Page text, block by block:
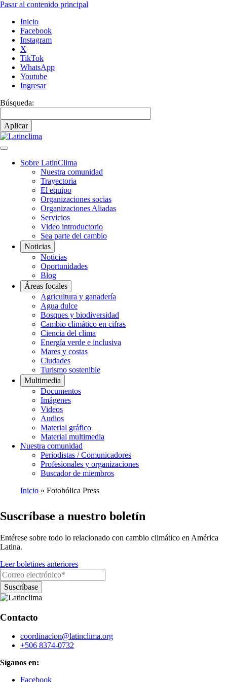
Pasar al contenido principal
Inicio
Facebook
Instagram
X
TikTok
WhatsApp
Youtube
Ingresar
Búsqueda:
Navegación
Sobre LatinClima
Nuestra comunidad
Trayectoria
El equipo
Organizaciones socias
Organizaciones Aliadas
Servicios
Video introductorio
Sea parte del cambio
Noticias
Noticias
Oportunidades
Blog
Áreas focales
Agricultura y ganadería
Agua dulce
Bosques y biodiversidad
Cambio climático en cifras
Ciencia del clima
Energía verde e inclusiva
Mares y costas
Ciudades
Turismo sostenible
Multimedia
Documentos
Imágenes
Videos
Audios
Material gráfico
Material multimedia
Nuestra comunidad
Periodistas / Comunicadores
Profesionales y organizaciones
Buscador de miembros
de
Inicio Fotohólica Press
Suscríbase a nuestro boletín
Entérese sobre todo lo relacionado con cambio climático en América
Latina.
Leer boletines anteriores
Contacto
coordinacion@latinclima.org
+506 8374-0732
Síganos en:
Facebook